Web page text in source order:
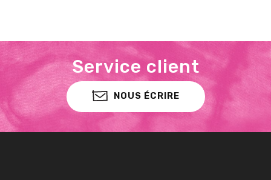
Service client
NOUS ÉCRIRE